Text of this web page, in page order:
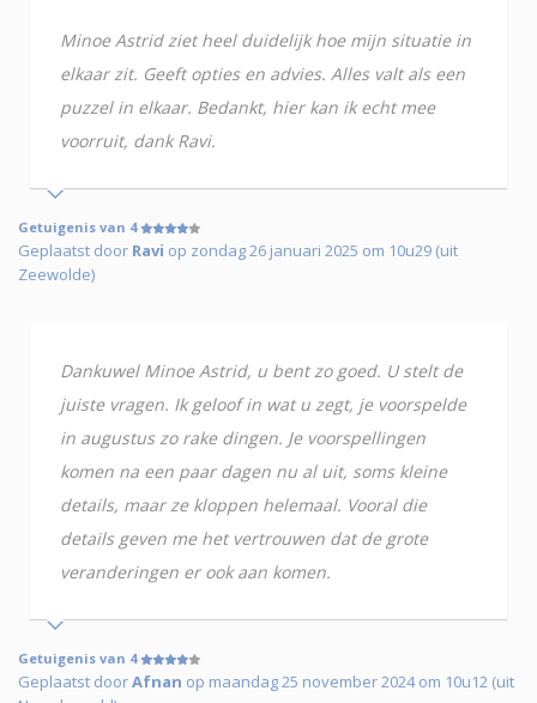
Minoe Astrid ziet heel duidelijk hoe mijn situatie in
elkaar zit. Geeft opties en advies. Alles valt als een
puzzel in elkaar. Bedankt, hier kan ik echt mee
voorruit, dank Ravi.
Getuigenis van 4
Geplaatst door Ravi op zondag 26 januari 2025 om 10u29 (uit
Zeewolde)
Dankuwel Minoe Astrid, u bent zo goed. U stelt de
juiste vragen. Ik geloof in wat u zegt, je voorspelde
in augustus zo rake dingen. Je voorspellingen
komen na een paar dagen nu al uit, soms kleine
details, maar ze kloppen helemaal. Vooral die
details geven me het vertrouwen dat de grote
veranderingen er ook aan komen.
Getuigenis van 4
Geplaatst doorAfnan op maandag 25 november 2024 om 10u12 (uit